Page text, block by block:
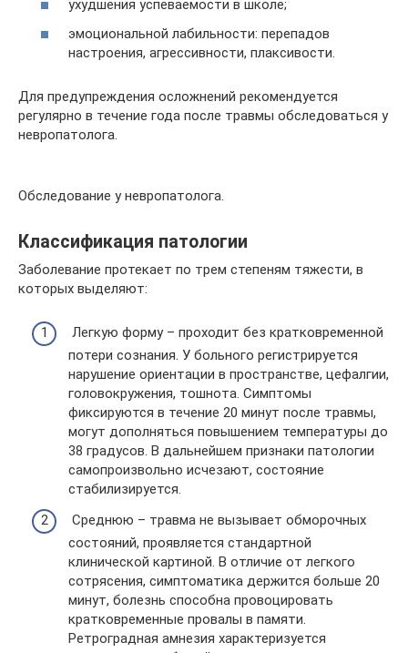
ухудшения успеваемости в школе;
эмоциональной лабильности: перепадов
настроения, агрессивности, плаксивости.
Для предупреждения осложнений рекомендуется
регулярно в течение года после травмы обследоваться у
невропатолога.
Обследование у невропатолога.
Классификация патологии
Заболевание протекает по трем степеням тяжести, в
которых выделяют:
Легкую форму – проходит без кратковременной
потери сознания. У больного регистрируется
нарушение ориентации в пространстве, цефалгии,
головокружения, тошнота. Симптомы
фиксируются в течение 20 минут после травмы,
могут дополняться повышением температуры до
38 градусов. В дальнейшем признаки патологии
самопроизвольно исчезают, состояние
стабилизируется.
Среднюю – травма не вызывает обморочных
состояний, проявляется стандартной
клинической картиной. В отличие от легкого
сотрясения, симптоматика держится больше 20
минут, болезнь способна провоцировать
кратковременные провалы в памяти.
Ретроградная амнезия характеризуется